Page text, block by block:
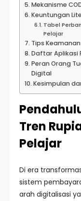
Mekanisme
Keuntungan
Tabel
Pelajar
Tips
Daftar Aplikasi
Peran Orang
Digital
Kesimpulan
Tren
Pelajar
Di era
sistem
arah digitalisasi